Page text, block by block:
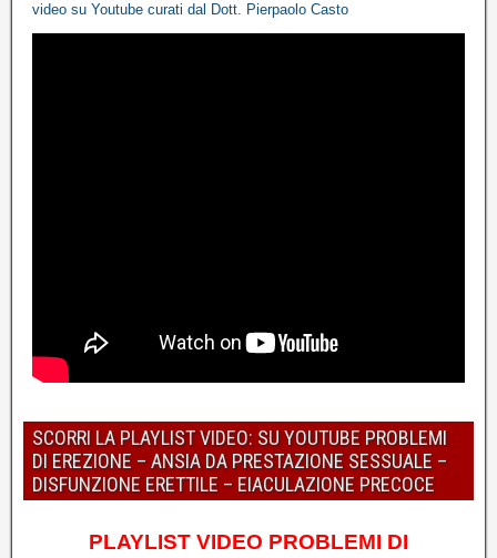
video su Youtube curati dal Dott. Pierpaolo Casto
SCORRI LA PLAYLIST VIDEO: SU YOUTUBE PROBLEMI
DI EREZIONE – ANSIA DA PRESTAZIONE SESSUALE –
DISFUNZIONE ERETTILE – EIACULAZIONE PRECOCE
PLAYLIST VIDEO PROBLEMI DI